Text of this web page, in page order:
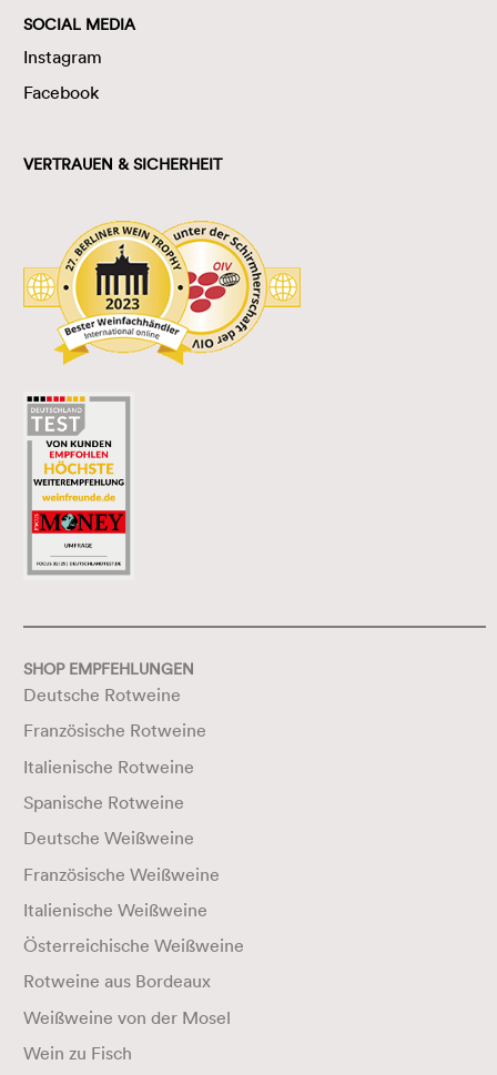
SOCIAL MEDIA
Instagram
Facebook
VERTRAUEN & SICHERHEIT
SHOP EMPFEHLUNGEN
Deutsche Rotweine
Französische Rotweine
Italienische Rotweine
Spanische Rotweine
Deutsche Weißweine
Französische Weißweine
Italienische Weißweine
Österreichische Weißweine
Rotweine aus Bordeaux
Weißweine von der Mosel
Wein zu Fisch